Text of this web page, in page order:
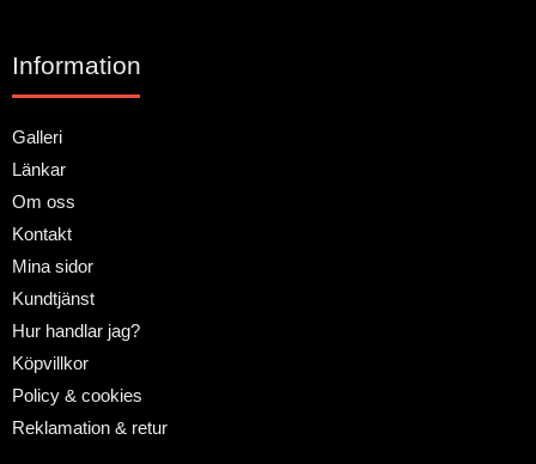
Information
Galleri
Länkar
Om oss
Kontakt
Mina sidor
Kundtjänst
Hur handlar jag?
Köpvillkor
Policy & cookies
Reklamation & retur